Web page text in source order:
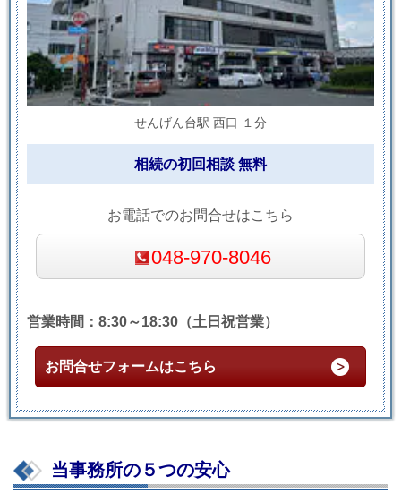
せんげん台駅 西口 １分
相続の初回相談 無料
お電話でのお問合せはこちら
048-970-8046
営業時間：8:30～18:30（土日祝営業）
お問合せフォームはこちら
当事務所の５つの安心